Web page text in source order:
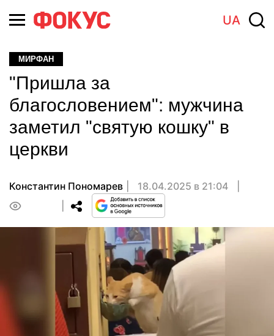
UA
МИРФАН
"Пришла за
благословением": мужчина
заметил "святую кошку" в
церкви
Константин Пономарев
18.04.2025 в 21:04